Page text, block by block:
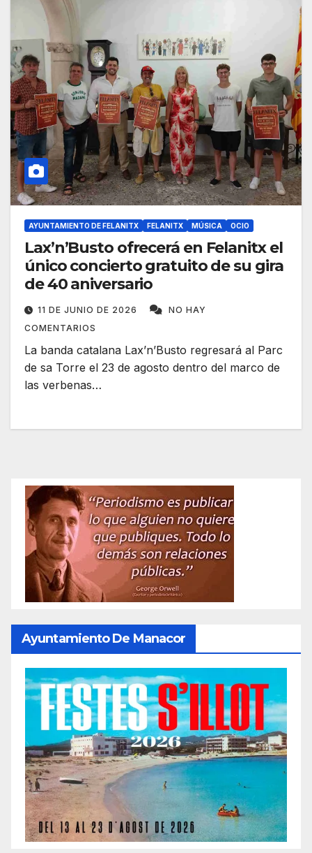
AYUNTAMIENTO DE FELANITX FELANITX MÚSICA OCIO
Lax’n’Busto ofrecerá en Felanitx el
único concierto gratuito de su gira
de 40 aniversario
11 DE JUNIO DE 2026
NO HAY
COMENTARIOS
La banda catalana Lax’n’Busto regresará al Parc
de sa Torre el 23 de agosto dentro del marco de
las verbenas…
Ayuntamiento De Manacor